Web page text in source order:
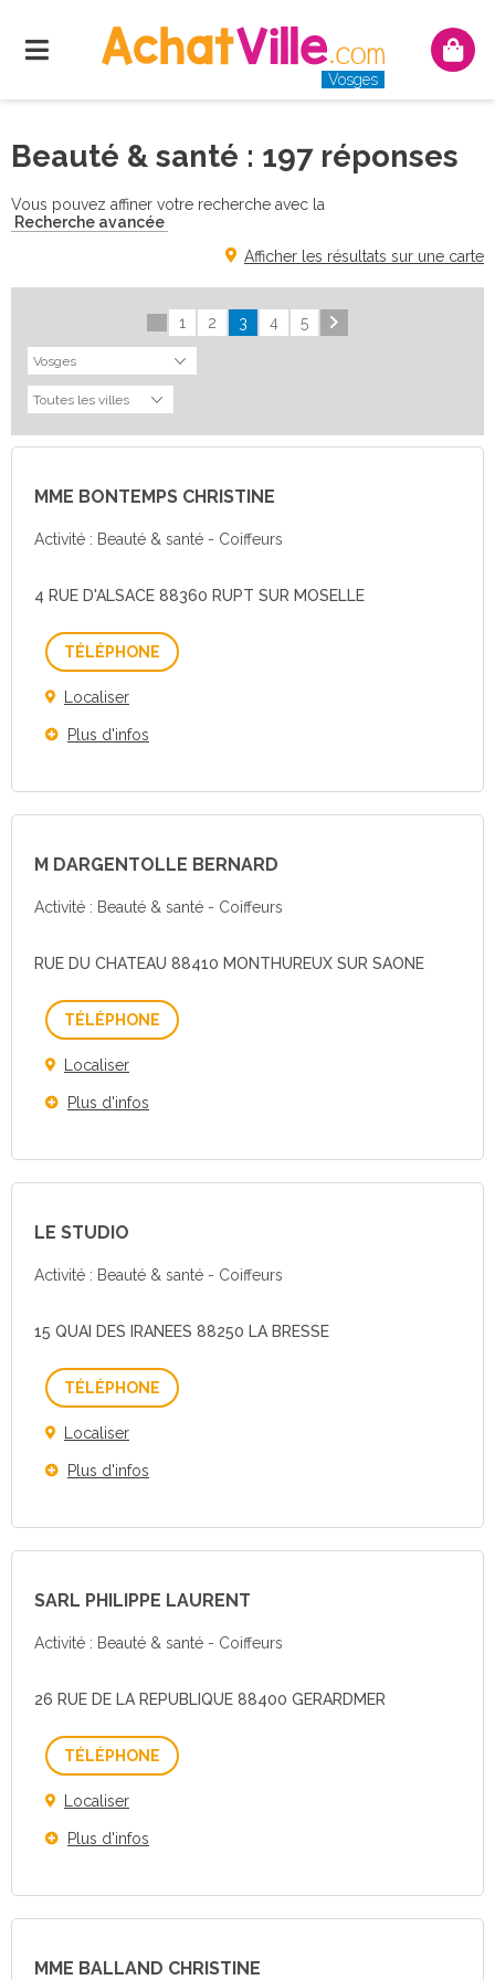
Menu
Vosges
Mon
panier
Beauté & santé : 197 réponses
Vous pouvez affiner votre recherche avec la
Recherche avancée
Afficher les résultats sur une carte
1 2 3 4 5
MME BONTEMPS CHRISTINE
Activité : Beauté & santé - Coiffeurs
4 RUE D'ALSACE 88360 RUPT SUR MOSELLE
Téléphone
Localiser
Plus d'infos
M DARGENTOLLE BERNARD
Activité : Beauté & santé - Coiffeurs
RUE DU CHATEAU 88410 MONTHUREUX SUR SAONE
Téléphone
Localiser
Plus d'infos
LE STUDIO
Activité : Beauté & santé - Coiffeurs
15 QUAI DES IRANEES 88250 LA BRESSE
Téléphone
Localiser
Plus d'infos
SARL PHILIPPE LAURENT
Activité : Beauté & santé - Coiffeurs
26 RUE DE LA REPUBLIQUE 88400 GERARDMER
Téléphone
Localiser
Plus d'infos
MME BALLAND CHRISTINE